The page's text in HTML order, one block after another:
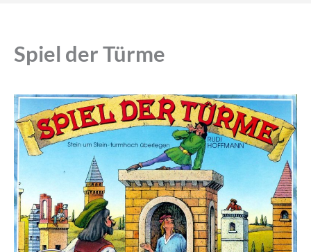
Spiel der Türme